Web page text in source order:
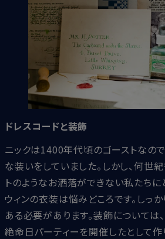
ドレスコードと装飾
ニックは1400年代頃のゴーストなの
な装いをしていました。しかし、何世
トのようなお洒落ができない私たちに
ウィンの衣装は悩みどころです。しっ
ある必要があります。装飾については
絶命日パーティーを開催したとして作